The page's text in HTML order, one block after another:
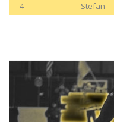
4
Stefan